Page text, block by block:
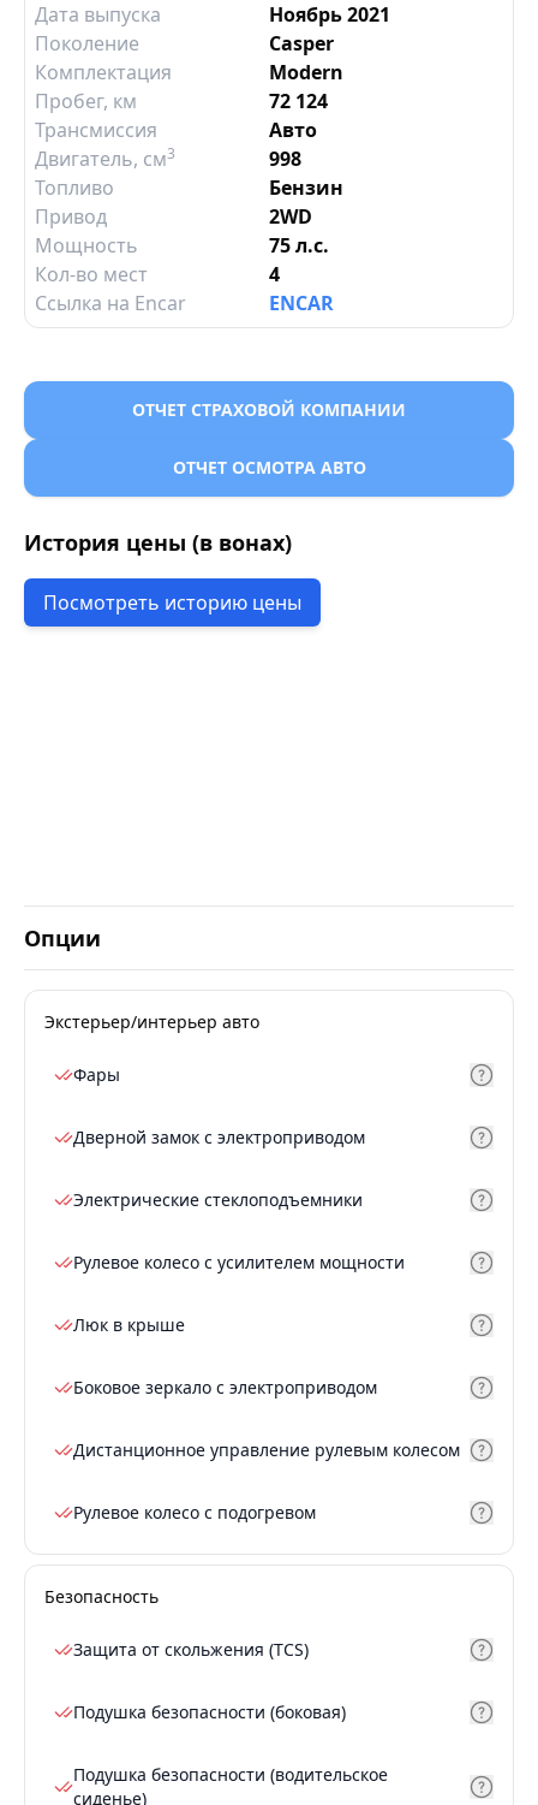
Дата выпуска
Ноябрь 2021
Поколение
Casper
Комплектация
Modern
Пробег, км
72 124
Трансмиссия
Авто
Двигатель, см3
998
Топливо
Бензин
Привод
2WD
Мощность
75 л.с.
Кол-во мест
4
Ссылка на Encar
ENCAR
ОТЧЕТ СТРАХОВОЙ КОМПАНИИ
ОТЧЕТ ОСМОТРА АВТО
История цены (в вонах)
Посмотреть историю цены
Опции
Экстерьер/интерьер авто
Фары
Дверной замок с электроприводом
Электрические стеклоподъемники
Рулевое колесо с усилителем мощности
Люк в крыше
Боковое зеркало с электроприводом
Дистанционное управление рулевым колесом
Рулевое колесо с подогревом
Безопасность
Защита от скольжения (TCS)
Подушка безопасности (боковая)
Подушка безопасности (водительское
сиденье)